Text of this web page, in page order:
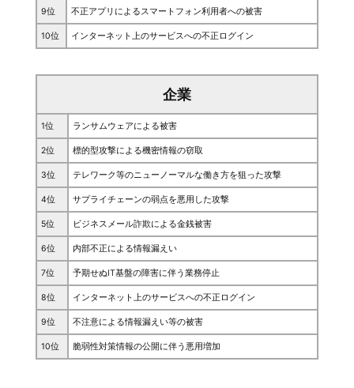
9位 不正アプリによるスマートフォン利用者への被害
10位 インターネット上のサービスへの不正ログイン
企業
1位 ランサムウェアによる被害
2位 標的型攻撃による機密情報の窃取
3位 テレワーク等のニューノーマルな働き方を狙った攻撃
4位 サプライチェーンの弱点を悪用した攻撃
5位 ビジネスメール詐欺による金銭被害
6位 内部不正による情報漏えい
7位 予期せぬIT基盤の障害に伴う業務停止
8位 インターネット上のサービスへの不正ログイン
9位 不注意による情報漏えい等の被害
10位 脆弱性対策情報の公開に伴う悪用増加